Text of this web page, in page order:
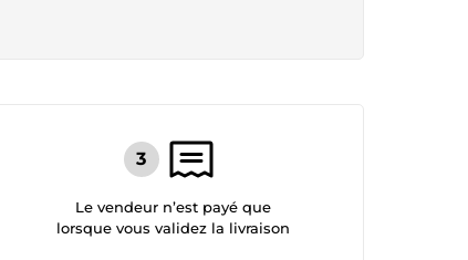
Le vendeur n’est payé que
lorsque vous validez la livraison